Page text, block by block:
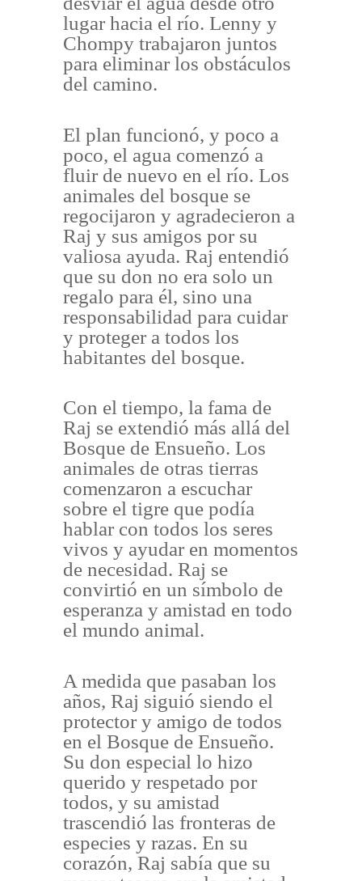
lugar hacia el río. Lenny y
Chompy trabajaron juntos
para eliminar los obstáculos
del camino.
El plan funcionó, y poco a
poco, el agua comenzó a
fluir de nuevo en el río. Los
animales del bosque se
regocijaron y agradecieron a
Raj y sus amigos por su
valiosa ayuda. Raj entendió
que su don no era solo un
regalo para él, sino una
responsabilidad para cuidar
y proteger a todos los
habitantes del bosque.
Con el tiempo, la fama de
Raj se extendió más allá del
Bosque de Ensueño. Los
animales de otras tierras
comenzaron a escuchar
sobre el tigre que podía
hablar con todos los seres
vivos y ayudar en momentos
de necesidad. Raj se
convirtió en un símbolo de
esperanza y amistad en todo
el mundo animal.
A medida que pasaban los
años, Raj siguió siendo el
protector y amigo de todos
en el Bosque de Ensueño.
Su don especial lo hizo
querido y respetado por
todos, y su amistad
trascendió las fronteras de
especies y razas. En su
corazón, Raj sabía que su